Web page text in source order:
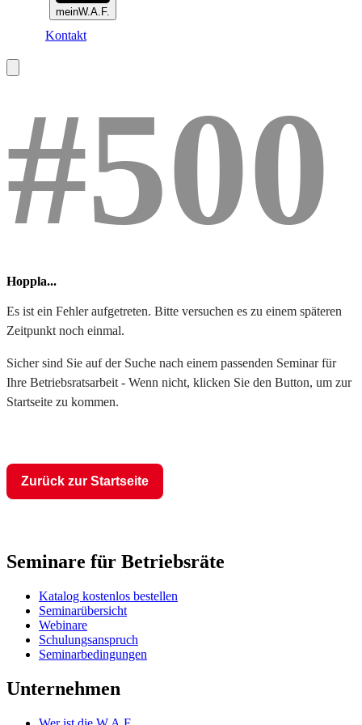
meinW.A.F.
Kontakt
#500
Hoppla...
Es ist ein Fehler aufgetreten. Bitte versuchen es zu einem späteren
Zeitpunkt noch einmal.
Sicher sind Sie auf der Suche nach einem passenden Seminar für
Ihre Betriebsratsarbeit - Wenn nicht, klicken Sie den Button, um zur
Startseite zu kommen.
Zurück zur Startseite
Seminare für Betriebsräte
Katalog kostenlos bestellen
Seminarübersicht
Webinare
Schulungsanspruch
Seminarbedingungen
Unternehmen